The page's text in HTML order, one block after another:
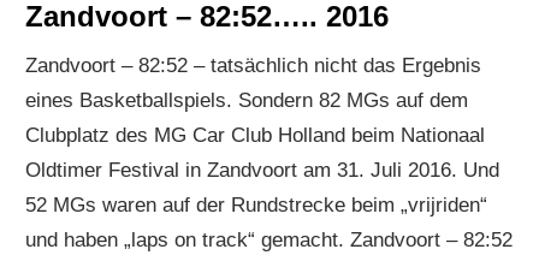
Zandvoort – 82:52….. 2016
Zandvoort – 82:52 – tatsächlich nicht das Ergebnis
eines Basketballspiels. Sondern 82 MGs auf dem
Clubplatz des MG Car Club Holland beim Nationaal
Oldtimer Festival in Zandvoort am 31. Juli 2016. Und
52 MGs waren auf der Rundstrecke beim „vrijriden“
und haben „laps on track“ gemacht. Zandvoort – 82:52